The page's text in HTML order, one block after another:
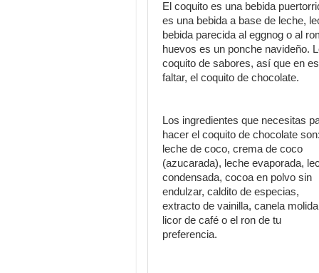
El coquito es una bebida
es una bebida a base de leche,
bebida parecida al eggnog o al
huevos es un ponche navideño.
coquito de sabores, así que en
faltar, el coquito de chocolate.
Los ingredientes que necesitas
hacer el coquito de chocolate
leche de coco, crema de coco
(azucarada), leche evaporada,
condensada, cocoa en polvo sin
endulzar, caldito de especias,
extracto de vainilla, canela
licor de café o el ron de tu
preferencia.